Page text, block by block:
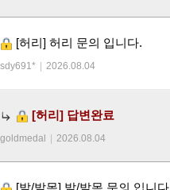
[허리] 허리 문의 입니다.
sdy691* 2026.08.04
[허리] 답변완료
goldmedal 2026.08.04
[발/발목] 발/발목 문의 입니다.